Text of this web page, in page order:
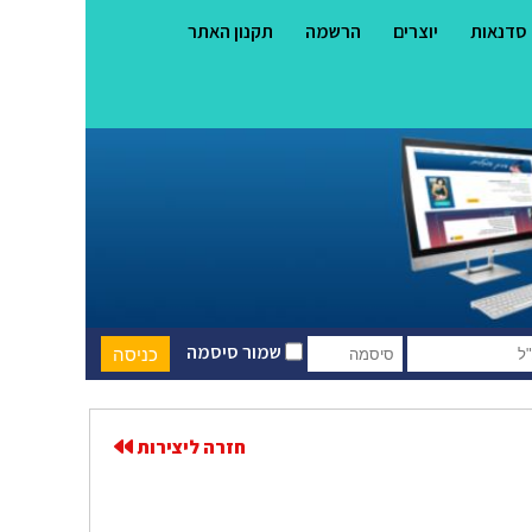
סדנאות יוצרים הרשמה תקנון האתר
שמור סיסמה
חזרה ליצירות